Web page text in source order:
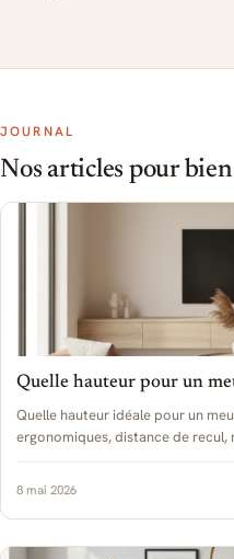
JOURNAL
Nos articles pour
Quelle hauteur pour un
Quelle hauteur idéale pour un
ergonomiques, distance de
votre canapé.
8 mai 2026